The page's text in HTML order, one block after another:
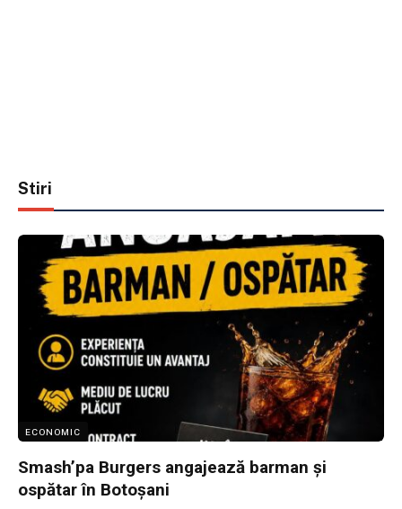
Stiri
ECONOMIC
Smash’pa Burgers angajează barman și
ospătar în Botoșani